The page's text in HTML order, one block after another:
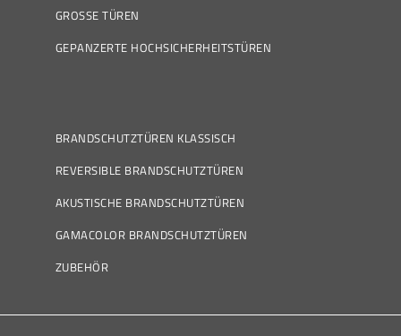
GROSSE TÜREN
GEPANZERTE HOCHSICHERHEITSTÜREN
BRANDSCHUTZTÜREN KLASSISCH
REVERSIBLE BRANDSCHUTZTÜREN
AKUSTISCHE BRANDSCHUTZTÜREN
GAMACOLOR BRANDSCHUTZTÜREN
ZUBEHÖR